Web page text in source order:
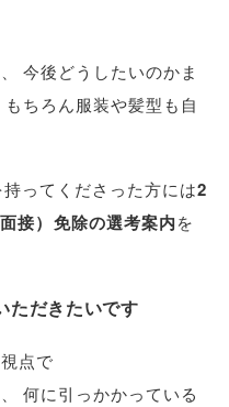
、
今後どうしたいのかま
もちろん服装や髪型も自
ってくださった方には2
接） 免除の選考案内を
ただきたいです
点で
、
何に引っかかっている